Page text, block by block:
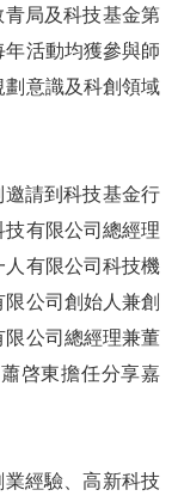
局及科技基金第
活動均獲參與師
意識及科創領域
請到科技基金行
有限公司總經理
有限公司科技機
公司創始人兼創
公司總經理兼董
啓東擔任分享嘉
經驗、高新科技